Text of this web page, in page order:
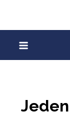
content